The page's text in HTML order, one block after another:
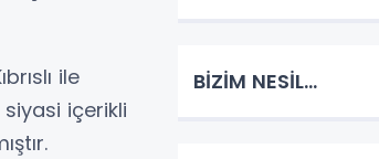
ile
siyasi içerikli
BİZİM NESİL…